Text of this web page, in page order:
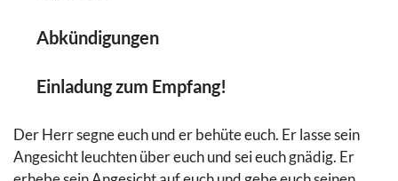
Abkündigungen
Einladung zum Empfang!
Der Herr segne euch und er behüte euch. Er lasse sein
Angesicht leuchten über euch und sei euch gnädig. Er